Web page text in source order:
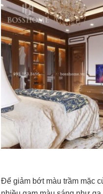
Để giảm bớt màu trầm mặc